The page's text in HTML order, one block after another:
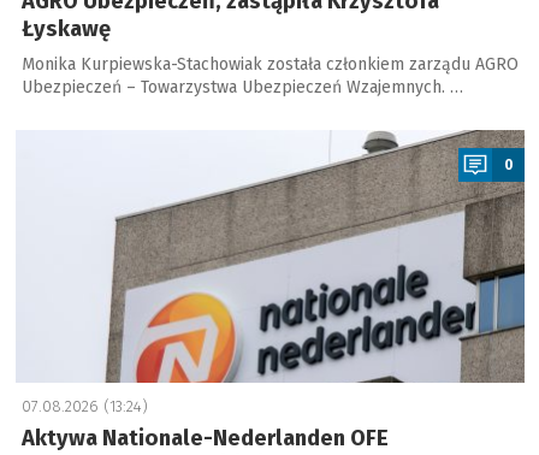
Łyskawę
Monika Kurpiewska-Stachowiak została członkiem zarządu AGRO
Ubezpieczeń – Towarzystwa Ubezpieczeń Wzajemnych. …
0
07.08.2026 (13:24)
Aktywa Nationale-Nederlanden OFE